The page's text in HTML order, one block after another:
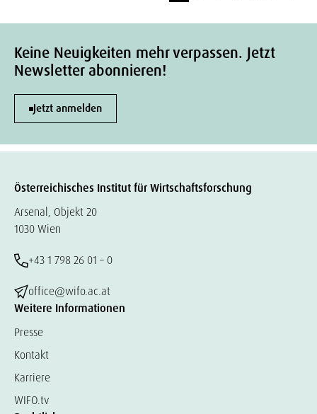
Keine Neuigkeiten mehr verpassen. Jetzt
Newsletter abonnieren!
Jetzt anmelden
Österreichisches Institut für Wirtschaftsforschung
Arsenal, Objekt 20
1030 Wien
+43 1 798 26 01 – 0
office@wifo.ac.at
Weitere Informationen
Presse
Kontakt
Karriere
WIFO.tv